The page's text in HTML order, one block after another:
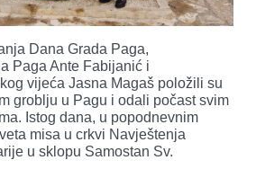
Dana Grada Paga,
Paga Ante Fabijanić i
vijeća Jasna Magaš položili su
groblju u Pagu i odali počast svim
Istog dana, u popodnevnim
misa u crkvi Navještenja
u sklopu Samostan Sv.